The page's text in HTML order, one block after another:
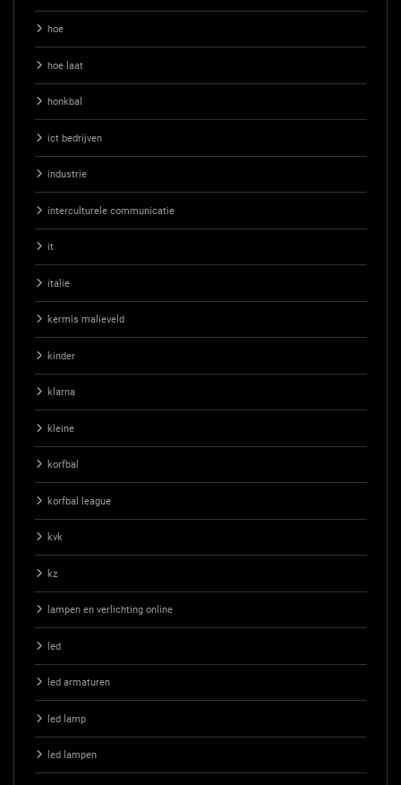
hoe
hoe laat
honkbal
ict bedrijven
industrie
interculturele communicatie
it
italie
kermis malieveld
kinder
klarna
kleine
korfbal
korfbal league
kvk
kz
lampen en verlichting online
led
led armaturen
led lamp
led lampen